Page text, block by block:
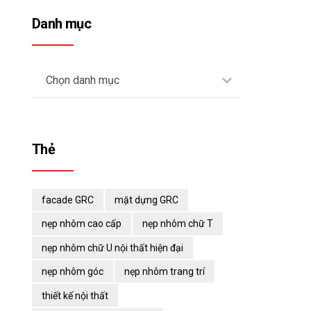
Danh mục
Chọn danh mục
Thẻ
facade GRC mặt dựng GRC
nẹp nhôm cao cấp nẹp nhôm chữ T
nẹp nhôm chữ U nội thất hiện đại
nẹp nhôm góc nẹp nhôm trang trí
thiết kế nội thất